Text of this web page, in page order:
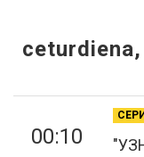
00:10